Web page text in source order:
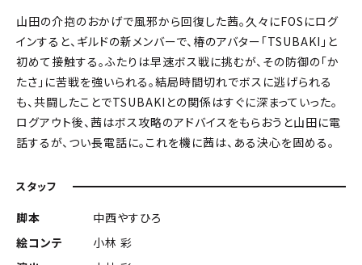
山田の介抱のおかげで風邪から回復した茜。久々にFOSにログ
インすると、ギルドの新メンバーで、椿のアバター「TSUBAKI」と
初めて接触する。ふたりは早速ボス戦に挑むが、その防御の「か
たさ」に苦戦を強いられる。結局時間切れでボスに逃げられる
も、共闘したことでTSUBAKIとの関係はすぐに深まっていった。
ログアウト後、茜はボス攻略のアドバイスをもらおうと山田に電
話するが、つい長電話に。これを機に茜は、ある決心を固める。
スタッフ
脚本
中西やすひろ
絵コンテ
小林 彩